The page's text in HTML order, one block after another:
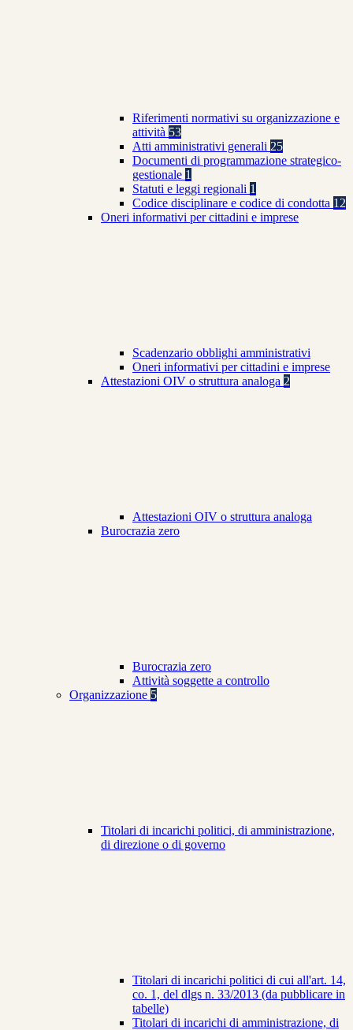
Riferimenti normativi su organizzazione e
attività 53
Atti amministrativi generali 25
Documenti di programmazione strategico-
gestionale 1
Statuti e leggi regionali 1
Codice disciplinare e codice di condotta 12
Oneri informativi per cittadini e imprese
Scadenzario obblighi amministrativi
Oneri informativi per cittadini e imprese
Attestazioni OIV o struttura analoga 2
Attestazioni OIV o struttura analoga
Burocrazia zero
Burocrazia zero
Attività soggette a controllo
Organizzazione 5
Titolari di incarichi politici, di amministrazione,
di direzione o di governo
Titolari di incarichi politici di cui all'art. 14,
co. 1, del dlgs n. 33/2013 (da pubblicare in
tabelle)
Titolari di incarichi di amministrazione, di